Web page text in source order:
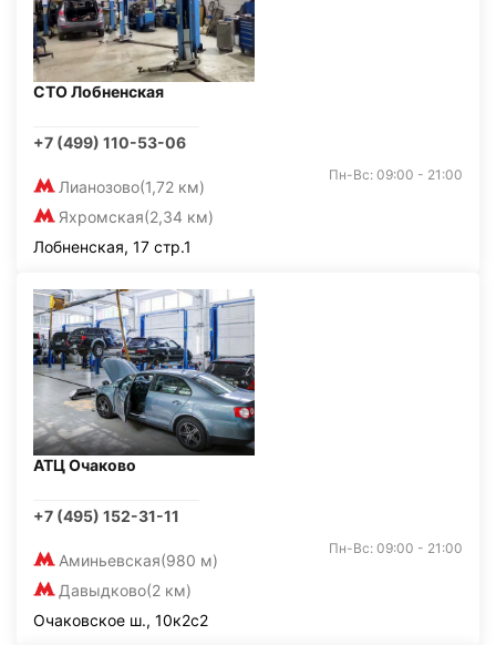
СТО Лобненская
+7 (499) 110-53-06
Лианозово(1,72 км)
Яхромская(2,34 км)
Пн-Вс: 09:00 - 21:00
Лобненская, 17 стр.1
АТЦ Очаково
+7 (495) 152-31-11
Аминьевская(980 м)
Давыдково(2 км)
Пн-Вс: 09:00 - 21:00
Очаковское ш., 10к2с2